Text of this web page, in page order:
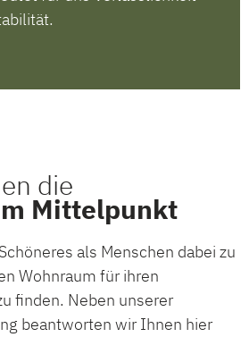
die
Mittelpunkt
als Menschen dabei zu
Wohnraum für ihren
finden. Neben unserer
beantworten wir Ihnen hier